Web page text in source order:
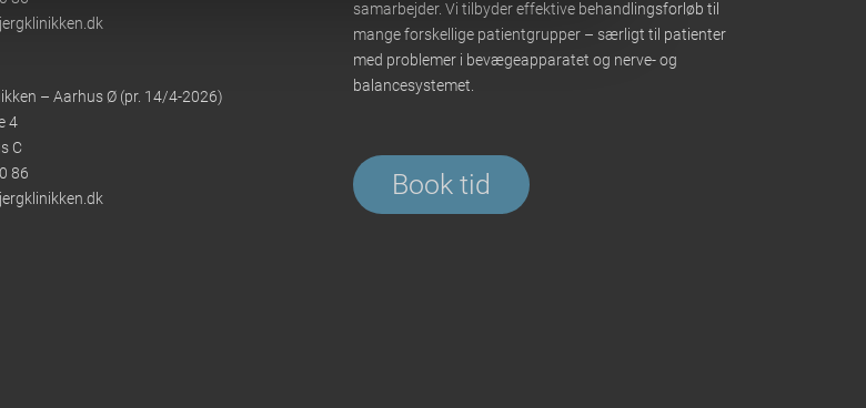
– Aarhus Ø (pr. 14/4-2026)
4
C
86
samarbejder. Vi tilbyder effektive behandlingsforløb til
mange forskellige patientgrupper – særligt til patienter
med problemer i bevægeapparatet og nerve- og
balancesystemet.
Book tid